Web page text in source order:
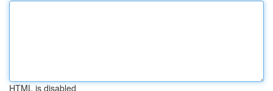
HTML is disabled